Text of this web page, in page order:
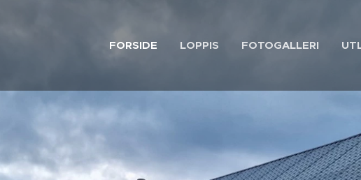
FORSIDE LOPPIS FOTOGALLERI